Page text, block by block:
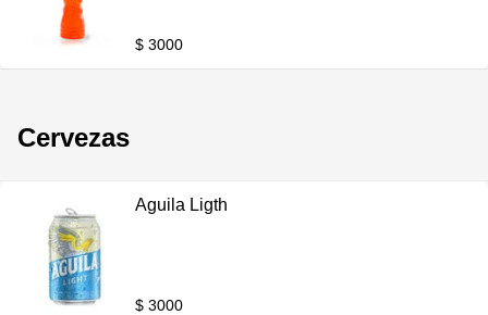
$ 3000
Cervezas
Aguila Ligth
$ 3000